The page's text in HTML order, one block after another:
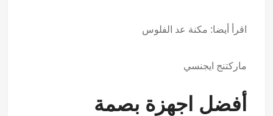
اقرأ أيضا: مكنة عد الفلوس
ماركتنج ايجنسي
أفضل اجهزة بصمة